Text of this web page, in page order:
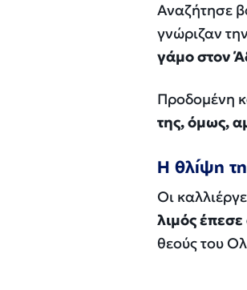
Αναζήτησε
γνώριζαν
γάμο στον
Προδομένη
της, όμως,
Η θλίψη
Οι
λιμός
θεούς του